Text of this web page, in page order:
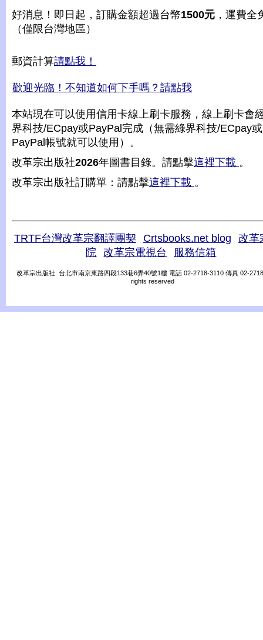
好消息！即日起，訂購金額超過台幣1500元 ，運費全
（僅限台灣地區）
郵資計算請點我！
歡迎光臨！不知道如何下手嗎？請點我
本站現在可以使用信用卡線上刷卡服務，線上刷卡會
界科技/ECpay或PayPal完成（無需綠界科技/ECpay或
PayPal帳號就可以使用）。
改革宗出版社2026年圖書目錄。請點擊這裡下載 。
改革宗出版社訂購單：請點擊這裡下載 。
TRTF台灣改革宗翻譯團契 Crtsbooks.net blog
改革
院
改革宗電視台 服務信箱
改革宗出版社 台北市南京東路四段133巷6弄40號1樓 電話 02-2718-3110 傳真 02-
rights reserved